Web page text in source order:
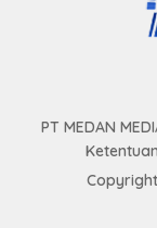
PT MEDAN